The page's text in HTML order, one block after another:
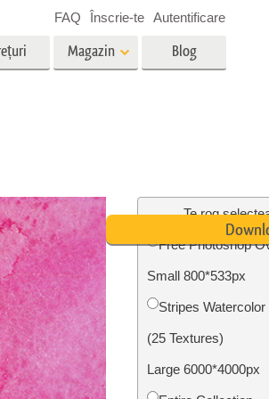
a
Foto Restaurare Servicii
Magazin Blog
FAQ Înscrie-te Autentificare
Te rog
Free Photoshop
Small 800*533px
Stripes Watercolor
(25 Textures)
Large 6000*4000px